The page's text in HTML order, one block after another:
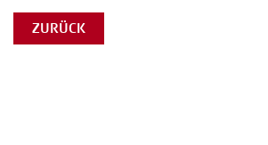
ZURÜCK